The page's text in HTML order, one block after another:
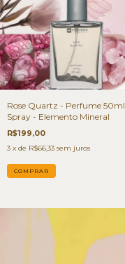
Rose Quartz - Perfume 50ml
Spray - Elemento Mineral
R$199,00
3 x de R$66,33 sem juros